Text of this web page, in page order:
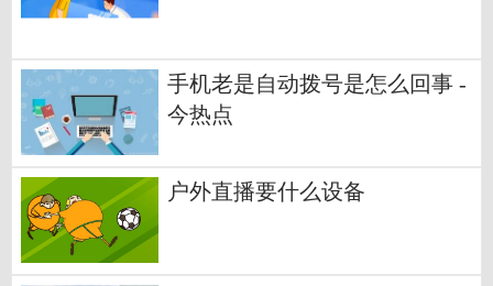
手机老是自动拨号是怎么回事 -
今热点
户外直播要什么设备